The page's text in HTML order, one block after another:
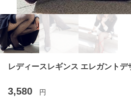
レディースレギンス エレガントデ
3,580 円